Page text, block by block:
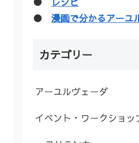
● 漫画で分かるアーユ
カテゴリー
アーユルヴェーダ
イベント・ワークショッ